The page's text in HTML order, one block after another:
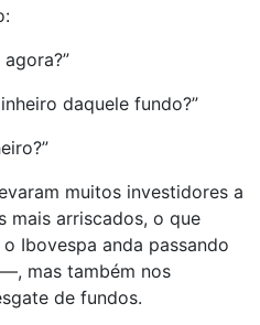
daquele fundo?”
muitos investidores a
mais arriscados, o que
Ibovespa anda passando
mas também nos
de fundos.